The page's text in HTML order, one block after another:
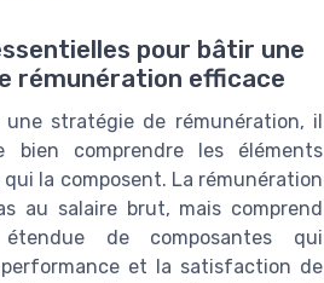
pour bâtir une
rémunération efficace
une stratégie de rémunération, il
bien comprendre les éléments
la composent. La rémunération
au salaire brut, mais comprend
de composantes qui
et la satisfaction de